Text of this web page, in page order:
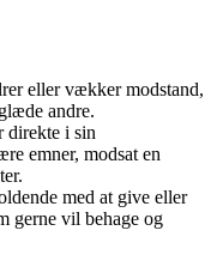
eller vækker modstand,
andre.
direkte i sin
emner, modsat en
med at give eller
gerne vil behage og